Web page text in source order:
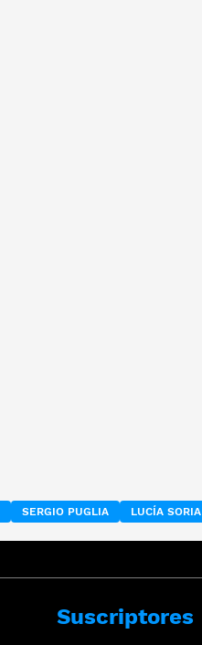
SERGIO PUGLIA LUCÍA SORIA
Suscriptores